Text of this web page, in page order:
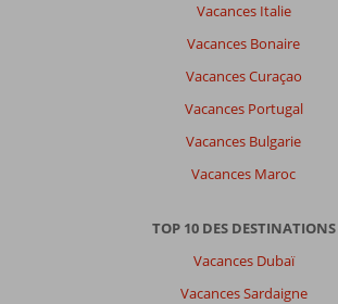
Vacances Italie
Vacances Bonaire
Vacances Curaçao
Vacances Portugal
Vacances Bulgarie
Vacances Maroc
TOP 10 DES DESTINATIONS
Vacances Dubaï
Vacances Sardaigne